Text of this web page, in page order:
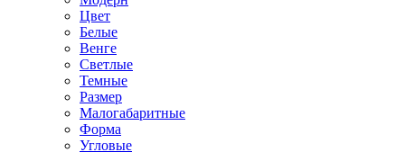
Цвет
Белые
Венге
Светлые
Темные
Размер
Малогабаритные
Форма
Угловые